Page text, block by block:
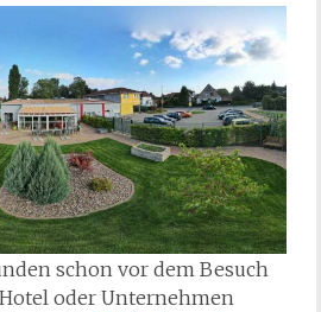
schon vor dem Besuch
oder Unternehmen